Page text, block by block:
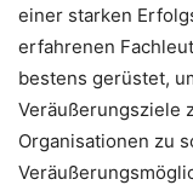
einer starken
erfahrenen
bestens gerüstet,
Veräußerungsziele
Organisationen zu